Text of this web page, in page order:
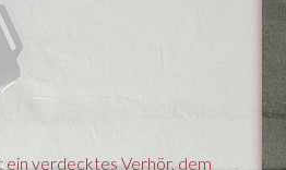
ein verdecktes Verhör, dem